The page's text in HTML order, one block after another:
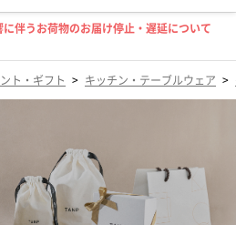
に伴うお荷物のお届け停止・遅延について
ト・ギフト > キッチン・テーブルウェア >